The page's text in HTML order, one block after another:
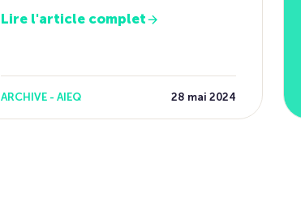
Lire l'article complet
ARCHIVE - AIEQ 28 mai 2024